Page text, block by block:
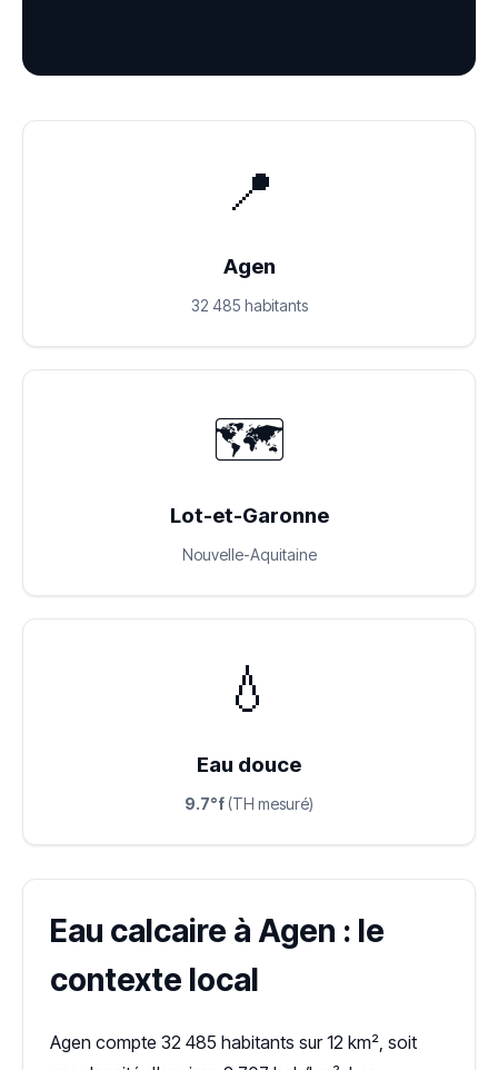
📍
Agen
32 485 habitants
🗺️
Lot-et-Garonne
Nouvelle-Aquitaine
💧
Eau douce
9.7°f (TH mesuré)
Eau calcaire à Agen : le
contexte local
Agen compte 32 485 habitants sur 12 km², soit